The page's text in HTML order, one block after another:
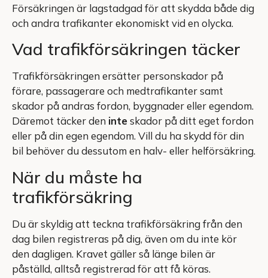
Försäkringen är lagstadgad för att skydda både dig
och andra trafikanter ekonomiskt vid en olycka.
Vad trafikförsäkringen täcker
Trafikförsäkringen ersätter personskador på
förare, passagerare och medtrafikanter samt
skador på andras fordon, byggnader eller egendom.
Däremot täcker den inteskador på ditt eget fordon
eller på din egen egendom. Vill du ha skydd för din
bil behöver du dessutom en halv- eller helförsäkring.
När du måste ha
trafikförsäkring
Du är skyldig att teckna trafikförsäkring från den
dag bilen registreras på dig, även om du inte kör
den dagligen. Kravet gäller så länge bilen är
påställd, alltså registrerad för att få köras.